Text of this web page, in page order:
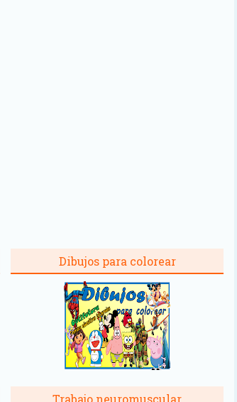
Dibujos para colorear
Trabajo neuromuscular